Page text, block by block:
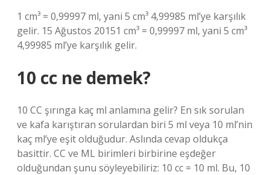
1 cm³ = 0,99997 ml, yani 5 cm³ 4,99985 ml’ye karşılık
gelir. 15 Ağustos 20151 cm³ = 0,99997 ml, yani 5 cm³
4,99985 ml’ye karşılık gelir.
10 cc ne demek?
10 CC şırınga kaç ml anlamına gelir? En sık sorulan
ve kafa karıştıran sorulardan biri 5 ml veya 10 ml’nin
kaç ml’ye eşit olduğudur. Aslında cevap oldukça
basittir. CC ve ML birimleri birbirine eşdeğer
olduğundan şunu söyleyebiliriz: 10 cc = 10 ml. Bu, 10